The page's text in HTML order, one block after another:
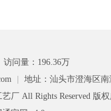
访问量：196.36万
地址：汕头市澄海区南
厂 All Rights Reserved 版